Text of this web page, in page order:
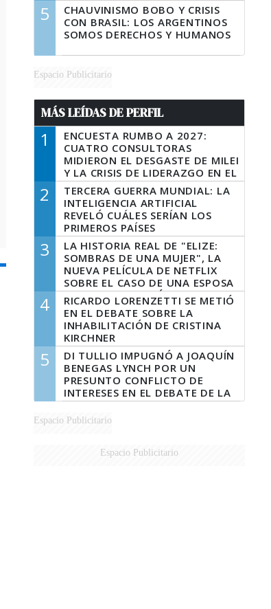
5
CHAUVINISMO BOBO Y CRISIS
CON BRASIL: LOS ARGENTINOS
SOMOS DERECHOS Y HUMANOS
Espacio Publicitario
MÁS LEÍDAS DE PERFIL
1
ENCUESTA RUMBO A 2027:
CUATRO CONSULTORAS
MIDIERON EL DESGASTE DE MILEI
Y LA CRISIS DE LIDERAZGO EN EL
PERONISMO
2
TERCERA GUERRA MUNDIAL: LA
INTELIGENCIA ARTIFICIAL
REVELÓ CUÁLES SERÍAN LOS
PRIMEROS PAÍSES
LATINOAMERICANOS EN SER
DERROTADOS
3
LA HISTORIA REAL DE "ELIZE:
SOMBRAS DE UNA MUJER", LA
NUEVA PELÍCULA DE NETFLIX
SOBRE EL CASO DE UNA ESPOSA
QUE DESCUARTIZÓ A SU
MARIDO
4
RICARDO LORENZETTI SE METIÓ
EN EL DEBATE SOBRE LA
INHABILITACIÓN DE CRISTINA
KIRCHNER
5
DI TULLIO IMPUGNÓ A JOAQUÍN
BENEGAS LYNCH POR UN
PRESUNTO CONFLICTO DE
INTERESES EN EL DEBATE DE LA
LEY DE TIERRAS
Espacio Publicitario
Espacio Publicitario